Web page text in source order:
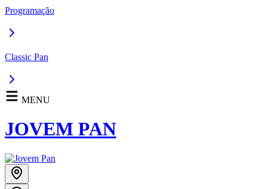
Programação
Classic Pan
MENU
JOVEM PAN